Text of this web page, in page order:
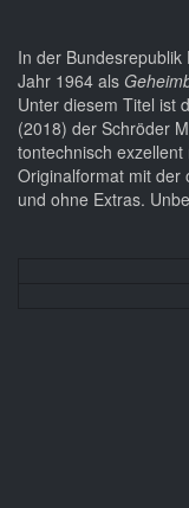
In der Bundesrepublik
Jahr 1964 als
Unter diesem Titel ist
(2018) der Schröder
tontechnisch
Originalformat mit der
und ohne Extras.